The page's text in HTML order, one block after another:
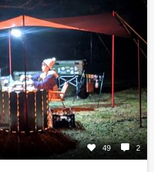
49 2